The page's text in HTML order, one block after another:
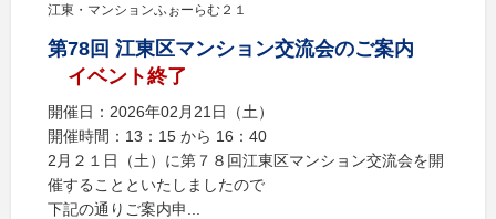
江東・マンションふぉーらむ２１
第78回 江東区マンション交流会のご案内
イベント終了
開催日：2026年02月21日（土）
開催時間：13：15 から 16：40
2月２１日（土）に第７８回江東区マンション交流会を開
催することといたしましたので
下記の通りご案内申...